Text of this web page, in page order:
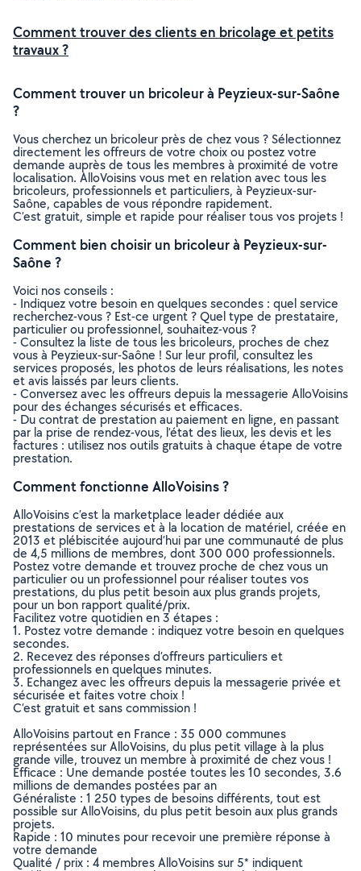
Comment trouver des clients en bricolage et petits
travaux ?
Comment trouver un bricoleur à Peyzieux-sur-Saône
?
Vous cherchez un bricoleur près de chez vous ? Sélectionnez
directement les offreurs de votre choix ou postez votre
demande auprès de tous les membres à proximité de votre
localisation. AlloVoisins vous met en relation avec tous les
bricoleurs, professionnels et particuliers, à Peyzieux-sur-
Saône, capables de vous répondre rapidement.
C’est gratuit, simple et rapide pour réaliser tous vos projets !
Comment bien choisir un bricoleur à Peyzieux-sur-
Saône ?
Voici nos conseils :
- Indiquez votre besoin en quelques secondes : quel service
recherchez-vous ? Est-ce urgent ? Quel type de prestataire,
particulier ou professionnel, souhaitez-vous ?
- Consultez la liste de tous les bricoleurs, proches de chez
vous à Peyzieux-sur-Saône ! Sur leur profil, consultez les
services proposés, les photos de leurs réalisations, les notes
et avis laissés par leurs clients.
- Conversez avec les offreurs depuis la messagerie AlloVoisins
pour des échanges sécurisés et efficaces.
- Du contrat de prestation au paiement en ligne, en passant
par la prise de rendez-vous, l’état des lieux, les devis et les
factures : utilisez nos outils gratuits à chaque étape de votre
prestation.
Comment fonctionne AlloVoisins ?
AlloVoisins c’est la marketplace leader dédiée aux
prestations de services et à la location de matériel, créée en
2013 et plébiscitée aujourd’hui par une communauté de plus
de 4,5 millions de membres, dont 300 000 professionnels.
Postez votre demande et trouvez proche de chez vous un
particulier ou un professionnel pour réaliser toutes vos
prestations, du plus petit besoin aux plus grands projets,
pour un bon rapport qualité/prix.
Facilitez votre quotidien en 3 étapes :
1. Postez votre demande : indiquez votre besoin en quelques
secondes.
2. Recevez des réponses d’offreurs particuliers et
professionnels en quelques minutes.
3. Echangez avec les offreurs depuis la messagerie privée et
sécurisée et faites votre choix !
C’est gratuit et sans commission !
AlloVoisins partout en France : 35 000 communes
représentées sur AlloVoisins, du plus petit village à la plus
grande ville, trouvez un membre à proximité de chez vous !
Efficace : Une demande postée toutes les 10 secondes, 3.6
millions de demandes postées par an
Généraliste : 1 250 types de besoins différents, tout est
possible sur AlloVoisins, du plus petit besoin aux plus grands
projets.
Rapide : 10 minutes pour recevoir une première réponse à
votre demande
Qualité / prix : 4 membres AlloVoisins sur 5* indiquent